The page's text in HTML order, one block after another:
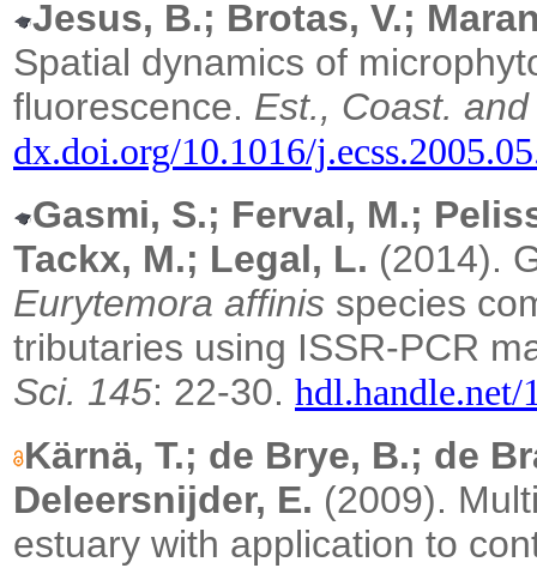
Jesus, B.; Brotas, V.;
Spatial dynamics of
fluorescence. Est., Coast.
dx.doi.org/10.1016/
Gasmi, S.; Ferval, M.;
Tackx, M.; Legal, L. (2014).
Eurytemora affinis species
tributaries using ISSR-PCR
Sci. 145: 22-30. hdl.handle.net/
Kärnä, T.; de Brye, B.; de
Deleersnijder, E. (2009).
estuary with application to